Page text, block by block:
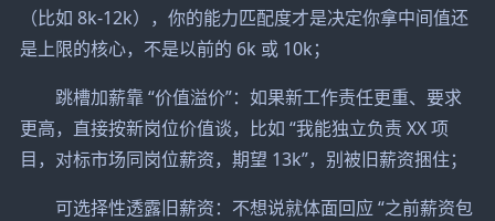
（比如 8k-12k），你的能力匹配度才是决定你拿中间值还
是上限的核心，不是以前的 6k 或 10k；
跳槽加薪靠 “价值溢价”：如果新工作责任更重、要求
更高，直接按新岗位价值谈，比如 “我能独立负责 XX 项
目，对标市场同岗位薪资，期望 13k”，别被旧薪资捆住；
可选择性透露旧薪资：不想说就体面回应 “之前薪资包